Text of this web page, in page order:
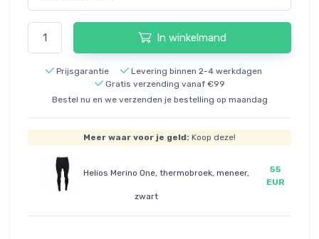
In winkelmand
Prijsgarantie
Levering binnen 2-4 werkdagen
Gratis verzending vanaf €99
Bestel nu en we verzenden je bestelling op maandag
Meer waar voor je geld: Koop deze!
Helios Merino One, thermobroek, meneer,
zwart
55
EUR